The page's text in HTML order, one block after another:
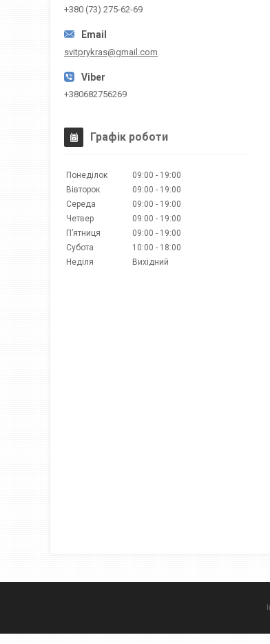
+380 (73) 275-62-69
svitprykras@gmail.com
+380682756269
Графік роботи
Понеділок 09:00
19:00
Вівторок
09:00
19:00
Середа
09:00
19:00
Четвер
09:00
19:00
Пʼятниця
09:00
19:00
Субота
10:00
18:00
Неділя
Вихідний